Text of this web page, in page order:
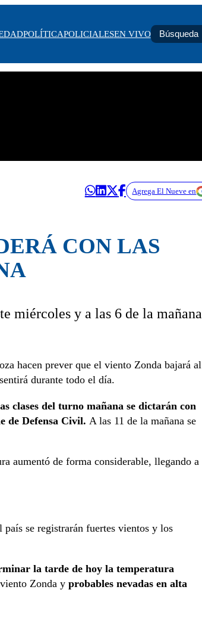
POLÍTICAPOLICIALESEN VIVO
Agrega El Nueve en
CON LAS
miércoles y a las 6 de la mañana
hacen prever que el viento Zonda bajará al
durante todo el día.
clases del turno mañana se dictarán con
de Defensa Civil. A las 11 de la mañana se
aumentó de forma considerable, llegando a
se registrarán fuertes vientos y los
la tarde de hoy la temperatura
Zonda y probables nevadas en alta